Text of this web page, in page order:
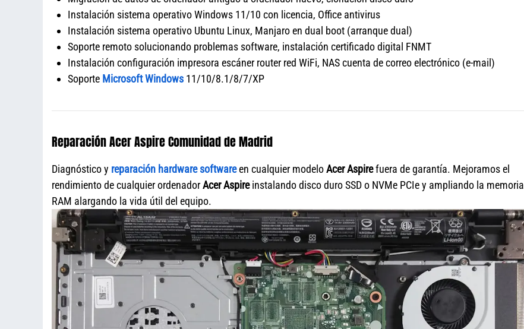
Instalación sistema operativo Windows 11/10 con licencia, Office antivirus
Instalación sistema operativo Ubuntu Linux, Manjaro en dual boot (arranque dual)
Soporte remoto solucionando problemas software, instalación certificado digital FNMT
Instalación configuración impresora escáner router red WiFi, NAS cuenta de correo electrónico (e-mail)
Soporte Microsoft Windows 11/10/8.1/8/7/XP
Reparación Acer Aspire Comunidad de Madrid
Diagnóstico y reparación hardware softwareen cualquier modeloAcer Aspirefuera de garantía. Mejoramos el
rendimiento de cualquier ordenadorAcer Aspireinstalando disco duro SSD o NVMe PCIe y ampliando la memoria
RAM alargando la vida útil del equipo.